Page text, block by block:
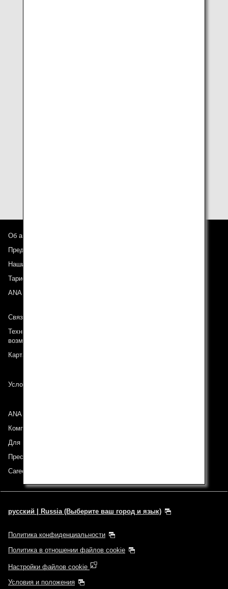
Об авиакомпании ANA
Предложения и объявления
Наши направления
Тариф ANA Experience
ANA Mileage Club
Связь с ANA
Техническая поддержка (Для клиентов с ограниченными
возможностями)
Карта сайта
Условия перевозки
ANA Group
Компании группы
Для инвесторов
Пресс-релизы
Careers (English Only)
русский | Russia (Выберите ваш город и язык)
Политика конфиденциальности
Политика в отношении файлов cookie
Настройки файлов cookie
Условия и положения